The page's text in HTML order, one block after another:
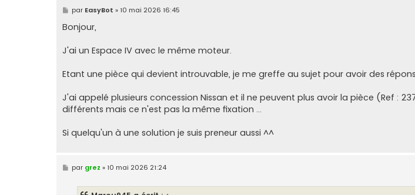
M
e
s
s
g
e
par EasyBot » 10 mai 2026 16:45
Bonjour,
J'ai un Espace IV avec le même moteur.
Etant une pièce qui devient introuvable, je me greffe au sujet pour avoir des
J'ai appelé plusieurs concession Nissan et il ne peuvent plus avoir la pièce (Ref :
différents mais ce n'est pas la même fixation ...
Si quelqu'un à une solution je suis preneur aussi ^^
M
e
par grez » 10 mai 2026 21:24